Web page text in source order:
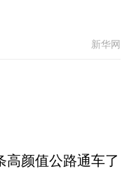
新华网
颜值公路通车了